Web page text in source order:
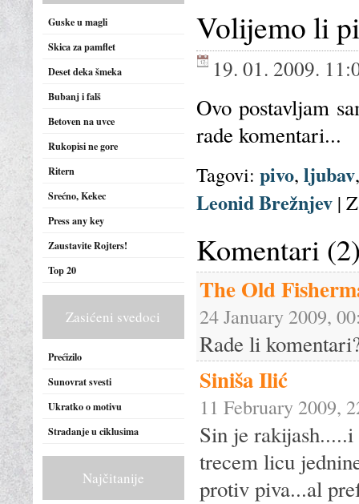
Volijemo li
19. 01. 2009.
Ovo postavljam
rade komentari...
Tagovi: pivo, ljubav
Leonid Brežnjev |
Komentari
The Old
24 January 2009,
Rade li
Siniša Ilić
11 February 2009,
Sin je
trecem licu
protiv piva...al
Guske u magli
Skica za pamflet
Deset deka šmeka
Bubanj i falš
Betoven na uvce
Rukopisi ne gore
Ritern
Srećno, Kekec
Press any key
Zaustavite Rojters!
Top 20
Zasićeni svedoci
Prećizilo
Sunovrat svesti
Ukratko o motivu
Stradanje u ciklusima
Najčitanije